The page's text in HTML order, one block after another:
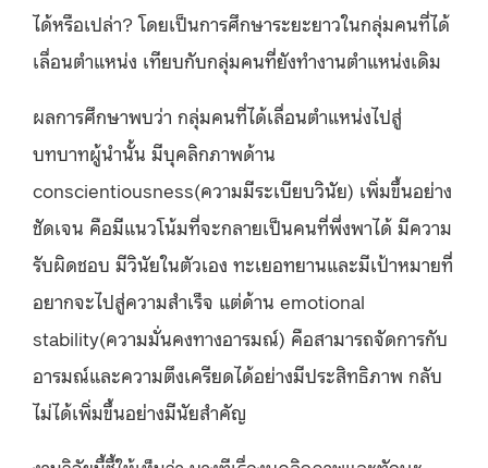
ได้หรือเปล่า? โดยเป็นการศึกษาระยะยาวในกลุ่มคนที่ได้
เลื่อนตำแหน่ง เทียบกับกลุ่มคนที่ยังทำงานตำแหน่งเดิม
ผลการศึกษาพบว่า กลุ่มคนที่ได้เลื่อนตำแหน่งไปสู่
บทบาทผู้นำนั้น มีบุคลิกภาพด้าน
conscientiousness(ความมีระเบียบวินัย) เพิ่มขึ้นอย่าง
ชัดเจน คือมีแนวโน้มที่จะกลายเป็นคนที่พึ่งพาได้ มีความ
รับผิดชอบ มีวินัยในตัวเอง ทะเยอทยานและมีเป้าหมายที่
อยากจะไปสู่ความสำเร็จ แต่ด้าน emotional
stability(ความมั่นคงทางอารมณ์) คือสามารถจัดการกับ
อารมณ์และความตึงเครียดได้อย่างมีประสิทธิภาพ กลับ
ไม่ได้เพิ่มขึ้นอย่างมีนัยสำคัญ